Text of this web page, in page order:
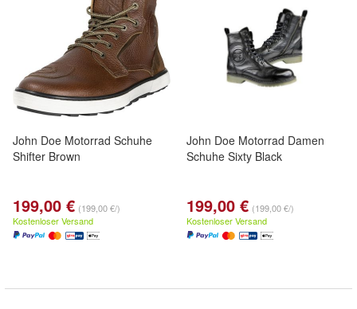
John Doe Motorrad Schuhe
Shifter Brown
199,00 € (199,00 €/)
Kostenloser Versand
John Doe Motorrad Damen
Schuhe Sixty Black
199,00 € (199,00 €/)
Kostenloser Versand